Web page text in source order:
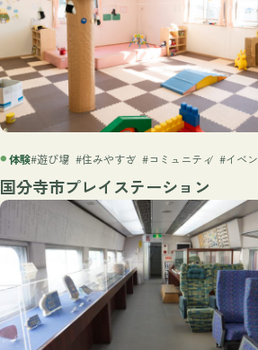
国分寺市プレイステーション
体験#遊び場 #住みやすさ #コミュニティ #イベ